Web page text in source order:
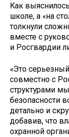
Как
школе, а «на
толкнули
вместе с
и Росгвардии
«Это
совместно с
структурами
безопасности
детально и
добавив, что
охранной